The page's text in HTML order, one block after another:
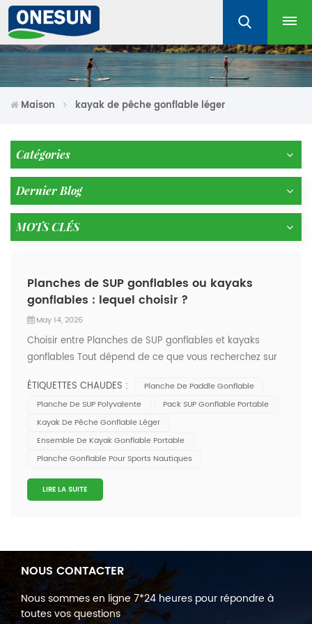
Maison kayak de pêche gonflable léger
Catégories
Dernier Blog
MOTS CLÉS
Planches de SUP gonflables ou kayaks
gonflables : lequel choisir ?
May 14, 2026
Choisir entre Planches de SUP gonflables et kayaks
gonflables Tout dépend de ce que vous recherchez sur
simplement bronzer), le SUP vous offre de nombreuses
possibilités et une sensation agréable sous les pieds. Le
kayak, quant à lui, offre plus de sta...
ÉTIQUETTES CHAUDES :
Planche De Paddle Gonflable
Planche De SUP Polyvalente
Pack SUP Gonflable Portable
Kayak De Pêche Gonflable Léger
Ensemble De Kayak Gonflable Portable
Planche Gonflable Pour Sports Nautiques
LIRE LA SUITE
NOUS CONTACTER
Nous sommes en ligne 7*24 heures pour répondre à
toutes vos questions